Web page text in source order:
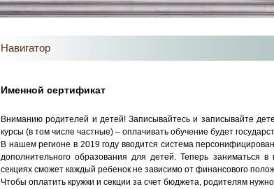
Навигатор
Именной сертификат
Вниманию родителей и детей! Записывайтесь и записывайте
курсы (в том числе частные) – оплачивать обучение будет
В нашем регионе в 2019 году вводится система
дополнительного образования для детей. Теперь заниматься в
секциях сможет каждый ребенок не зависимо от финансового
Чтобы оплатить кружки и секции за счет бюджета, родителям